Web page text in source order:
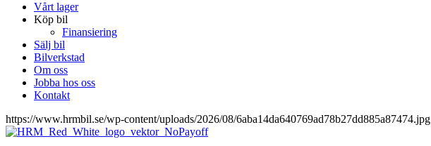
Vårt lager
Köp bil
Finansiering
Sälj bil
Bilverkstad
Om oss
Jobba hos oss
Kontakt
https://www.hrmbil.se/wp-content/uploads/2026/08/6aba14da640769ad78b27dd885a87474.jpg